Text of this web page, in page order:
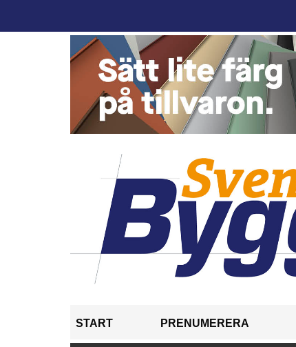
START PRENUMERERA